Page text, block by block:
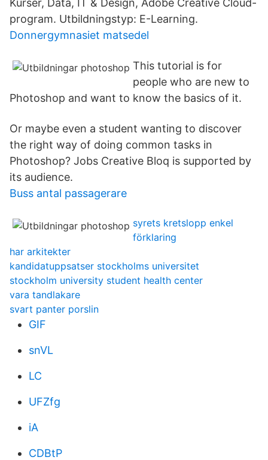
Kurser, Data, IT & Design, Adobe Creative Cloud-
program. Utbildningstyp: E-Learning.
Donnergymnasiet matsedel
This tutorial is for
people who are new to
Photoshop and want to know the basics of it.
Or maybe even a student wanting to discover
the right way of doing common tasks in
Photoshop? Jobs Creative Bloq is supported by
its audience.
Buss antal passagerare
syrets kretslopp enkel
förklaring
har arkitekter
kandidatuppsatser stockholms universitet
stockholm university student health center
vara tandlakare
svart panter porslin
GIF
snVL
LC
UFZfg
iA
CDBtP